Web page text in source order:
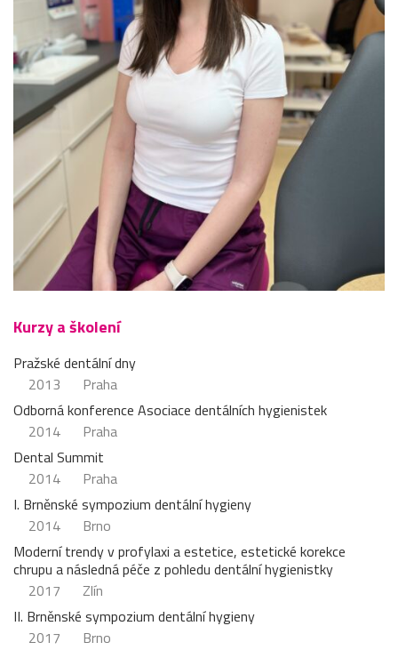
Kurzy a školení
Pražské dentální dny
2013
Praha
Odborná konference Asociace dentálních hygienistek
2014
Praha
Dental Summit
2014
Praha
I. Brněnské sympozium dentální hygieny
2014
Brno
Moderní trendy v profylaxi a estetice, estetické korekce
chrupu a následná péče z pohledu dentální hygienistky
2017
Zlín
II. Brněnské sympozium dentální hygieny
2017
Brno